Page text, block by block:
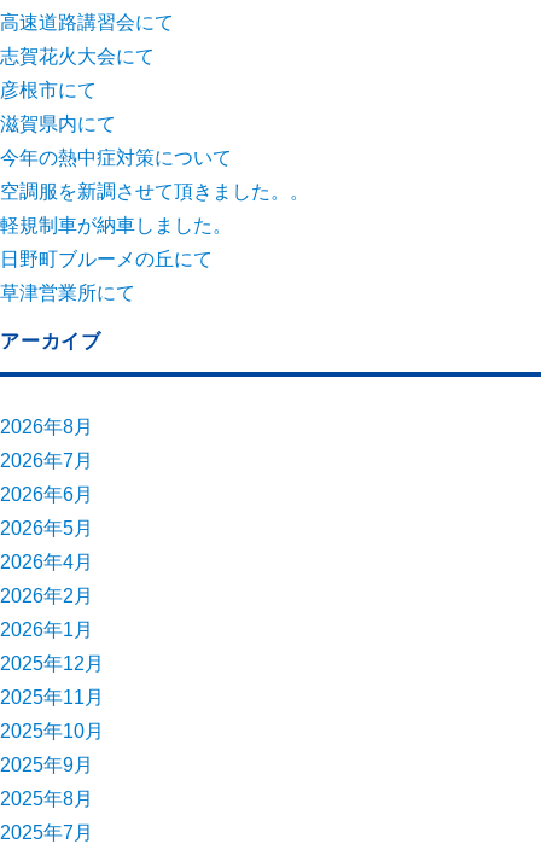
高速道路講習会にて
志賀花火大会にて
彦根市にて
滋賀県内にて
今年の熱中症対策について
空調服を新調させて頂きました。。
軽規制車が納車しました。
日野町ブルーメの丘にて
草津営業所にて
アーカイブ
2026年8月
2026年7月
2026年6月
2026年5月
2026年4月
2026年2月
2026年1月
2025年12月
2025年11月
2025年10月
2025年9月
2025年8月
2025年7月